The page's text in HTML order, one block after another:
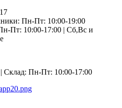
Пн-Пт: 10:00-19:00
Пт: 10:00-17:00 | Сб,Вс и
Склад: Пн-Пт: 10:00-17:00